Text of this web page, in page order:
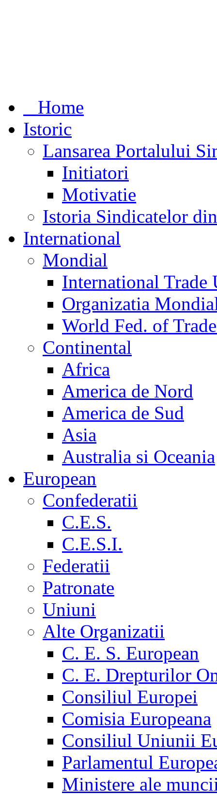
Home
Istoric
Lansarea Portalului
Initiatori
Motivatie
Istoria Sindicatelor
International
Mondial
International Trade
Organizatia
World Fed. of
Continental
Africa
America de Nord
America de Sud
Asia
Australia si Oceania
European
Confederatii
C.E.S.
C.E.S.I.
Federatii
Patronate
Uniuni
Alte Organizatii
C. E. S. European
C. E. Drepturilor
Consiliul Europei
Comisia Europeana
Consiliul Uniunii
Parlamentul
Ministere ale